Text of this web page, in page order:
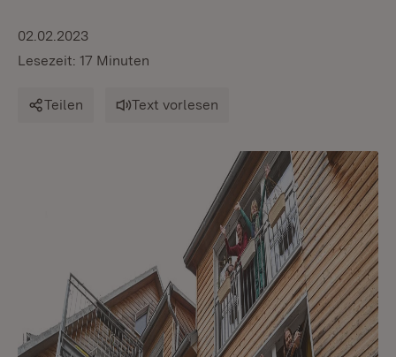
02.02.2023
Lesezeit: 17 Minuten
Teilen Text vorlesen